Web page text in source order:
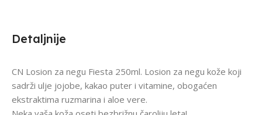
Detaljnije
CN Losion za negu Fiesta 250ml. Losion za negu kože koji
sadrži ulje jojobe, kakao puter i vitamine, obogaćen
ekstraktima ruzmarina i aloe vere.